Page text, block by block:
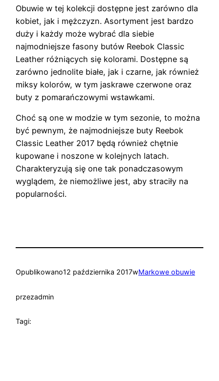
Obuwie w tej kolekcji dostępne jest zarówno dla
kobiet, jak i mężczyzn. Asortyment jest bardzo
duży i każdy może wybrać dla siebie
najmodniejsze fasony butów Reebok Classic
Leather różniących się kolorami. Dostępne są
zarówno jednolite białe, jak i czarne, jak również
miksy kolorów, w tym jaskrawe czerwone oraz
buty z pomarańczowymi wstawkami.
Choć są one w modzie w tym sezonie, to można
być pewnym, że najmodniejsze buty Reebok
Classic Leather 2017 będą również chętnie
kupowane i noszone w kolejnych latach.
Charakteryzują się one tak ponadczasowym
wyglądem, że niemożliwe jest, aby straciły na
popularności.
Opublikowano12 października 2017wMarkowe obuwie
przezadmin
Tagi: